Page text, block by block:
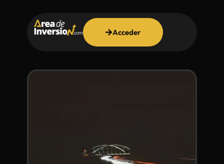
Acceder